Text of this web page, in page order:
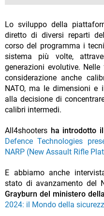
Lo sviluppo della
diretto di diversi reparti
corso del programma i
sistema più volte,
generazioni evolutive.
considerazione anche
NATO, ma le dimensioni
alla decisione di
calibri intermedi.
All4shooters ha introdotto
Defence Technologies
NARP (New Assault Rifle
E abbiamo anche
stato di avanzamento del
Grayburn del ministero
2024: il Mondo della